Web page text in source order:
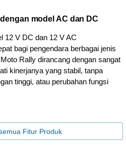
model AC dan DC
12 V DC dan 12 V AC
bagi pengendara berbagai jenis
Rally dirancang dengan sangat
kinerjanya yang stabil, tanpa
tinggi, atau perubahan fungsi
Fitur Produk